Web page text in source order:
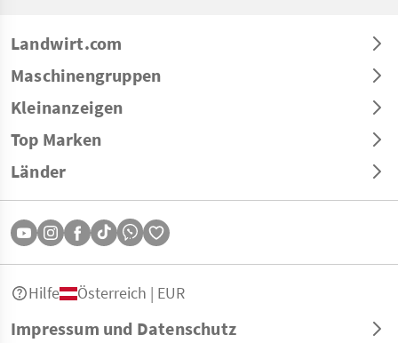
Landwirt.com
Maschinengruppen
Kleinanzeigen
Top Marken
Länder
Impressum und Datenschutz
Hilfe Österreich | EUR